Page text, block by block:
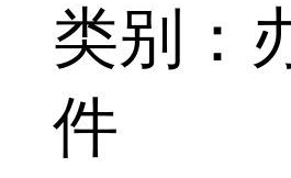
类别：
件